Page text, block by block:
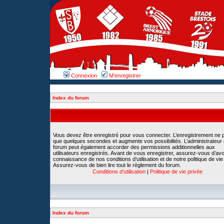
Connexion M’enregistrer
Index du forum
Vous devez être enregistré pour vous connecter. L’enregistrement ne
que quelques secondes et augmente vos possibilités. L’administrateur
forum peut également accorder des permissions additionnelles aux
utilisateurs enregistrés. Avant de vous enregistrer, assurez-vous
connaissance de nos conditions d’utilisation et de notre politique de
Assurez-vous de bien lire tout le règlement du forum.
Conditions d’utilisation | Politique de vie privée
Index du forum